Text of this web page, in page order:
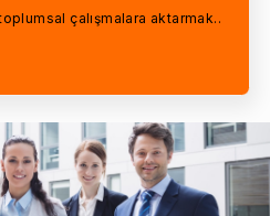
çalışmalara aktarmak..